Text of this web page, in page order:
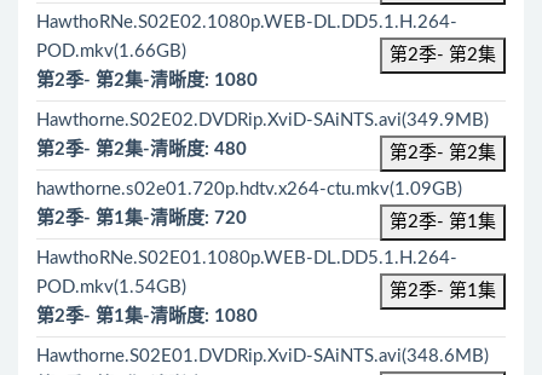
HawthoRNe.S02E02.1080p.WEB-DL.DD5.1.H.264-
POD.mkv(1.66GB)
第2季- 第2集
第2季- 第2集-清晰度: 1080
Hawthorne.S02E02.DVDRip.XviD-SAiNTS.avi(349.9MB)
第2季- 第2集
第2季- 第2集-清晰度: 480
hawthorne.s02e01.720p.hdtv.x264-ctu.mkv(1.09GB)
第2季- 第1集
第2季- 第1集-清晰度: 720
HawthoRNe.S02E01.1080p.WEB-DL.DD5.1.H.264-
POD.mkv(1.54GB)
第2季- 第1集
第2季- 第1集-清晰度: 1080
Hawthorne.S02E01.DVDRip.XviD-SAiNTS.avi(348.6MB)